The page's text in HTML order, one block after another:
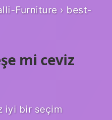
Furniture › best-
mi ceviz
iyi bir seçim